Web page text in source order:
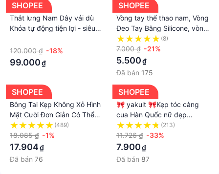
SHOPEE
Thắt lưng Nam Dây vải dù
Khóa tự động tiện lợi - siêu
Canvas cao cấp
120.000 ₫ -18%
99.000₫
SHOPEE
Vòng tay thể thao nam, Vòng
Đeo Tay Bằng Silicone, vòng
tay bóng rổ
(8)
7.000 ₫ -21%
5.500₫
Đã bán 175
SHOPEE
Bông Tai Kẹp Không Xỏ Hình
Mặt Cười Đơn Giản Có Thể
Điều Chỉnh Cho Nữ
(489)
18.085 ₫ -1%
17.904₫
Đã bán 76
SHOPEE
🎀 yakult 🎀Kẹp tóc càng
cua Hàn Quốc nữ đẹp
hottrend nhám cỡ size lớn
(213)
11.726 ₫ -33%
7.900₫
Đã bán 87